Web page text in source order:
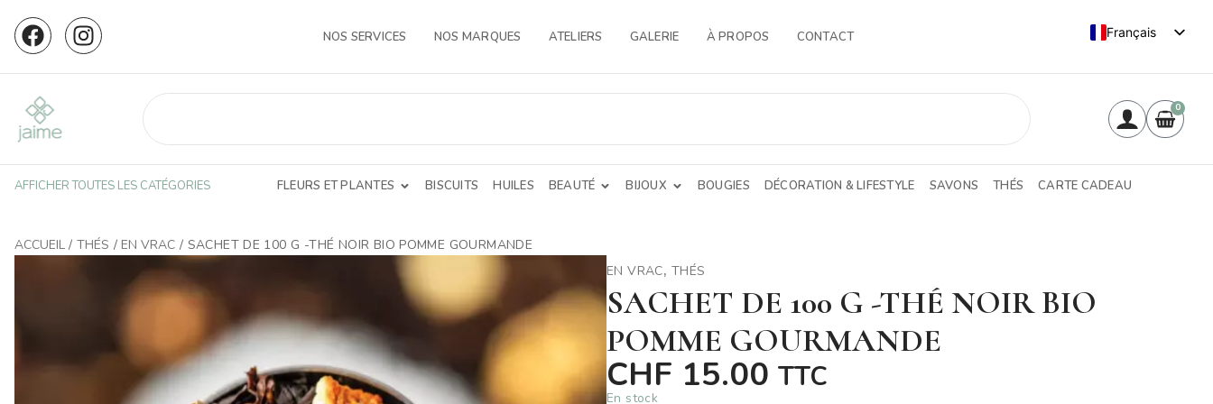
NOS SERVICES NOS MARQUES ATELIERS GALERIE À PROPOS CONTACT
Français
0
AFFICHER TOUTES LES CATÉGORIES FLEURS ET PLANTES BISCUITS HUILES BEAUTÉ BIJOUX BOUGIES DÉCORATION & LIFESTYLE SAVONS THÉS CARTE CADEAU
ACCUEIL /THÉS / EN VRAC / SACHET DE 100 G -THÉ NOIR BIO POMME GOURMANDE
EN VRAC, THÉS
SACHET DE 100 G -THÉ NOIR BIO
POMME GOURMANDE
CHF 15.00 TTC
En stock